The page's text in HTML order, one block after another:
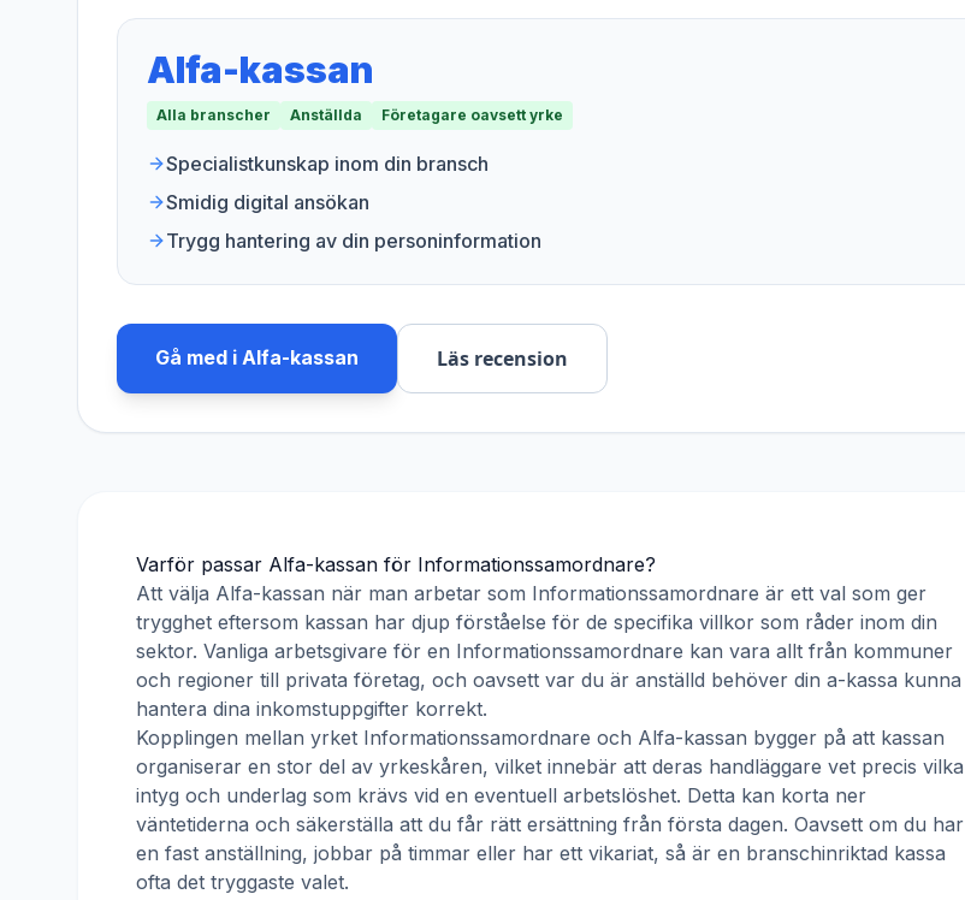
Alfa-kassan
Alla branscher Anställda Företagare oavsett yrke
Specialistkunskap inom din bransch
Smidig digital ansökan
Trygg hantering av din personinformation
Gå med i Alfa-kassan Läs recension
Varför passar Alfa-kassan för Informationssamordnare?
Att välja Alfa-kassan när man arbetar som Informationssamordnare är ett val som ger
trygghet eftersom kassan har djup förståelse för de specifika villkor som råder inom din
sektor. Vanliga arbetsgivare för en Informationssamordnare kan vara allt från kommuner
och regioner till privata företag, och oavsett var du är anställd behöver din a-kassa kunna
hantera dina inkomstuppgifter korrekt.
Kopplingen mellan yrket Informationssamordnare och Alfa-kassan bygger på att kassan
organiserar en stor del av yrkeskåren, vilket innebär att deras handläggare vet precis vilka
intyg och underlag som krävs vid en eventuell arbetslöshet. Detta kan korta ner
väntetiderna och säkerställa att du får rätt ersättning från första dagen. Oavsett om du har
en fast anställning, jobbar på timmar eller har ett vikariat, så är en branschinriktad kassa
ofta det tryggaste valet.